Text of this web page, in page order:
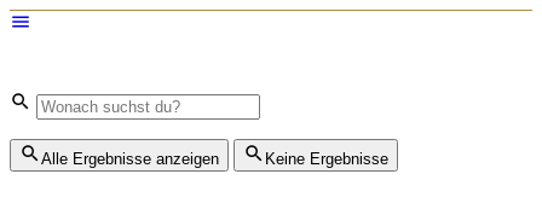
Alle Ergebnisse anzeigen Keine Ergebnisse